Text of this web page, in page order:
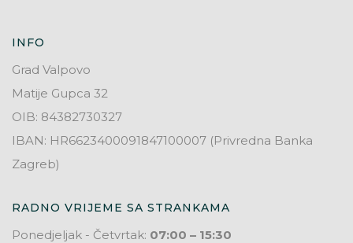
INFO
Grad Valpovo
Matije Gupca 32
OIB: 84382730327
IBAN: HR6623400091847100007 (Privredna Banka
Zagreb)
RADNO VRIJEME SA STRANKAMA
Ponedjeljak - Četvrtak: 07:00 – 15:30